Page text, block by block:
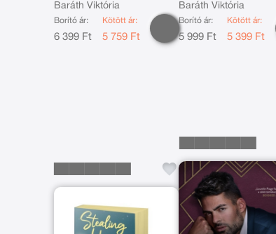
Baráth Viktória
Borító ár:
6 399 Ft
Kötött ár:
5 759 Ft
Baráth Viktória
Borító ár:
5 999 Ft
Kötött ár:
5 399 Ft